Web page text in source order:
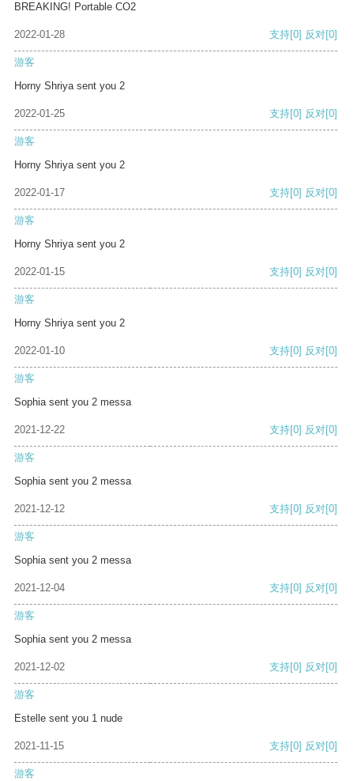
BREAKING! Portable CO2
2022-01-28 支持[0] 反对[0]
游客
Horny Shriya sent you 2
2022-01-25 支持[0] 反对[0]
游客
Horny Shriya sent you 2
2022-01-17 支持[0] 反对[0]
游客
Horny Shriya sent you 2
2022-01-15 支持[0] 反对[0]
游客
Horny Shriya sent you 2
2022-01-10 支持[0] 反对[0]
游客
Sophia sent you 2 messa
2021-12-22 支持[0] 反对[0]
游客
Sophia sent you 2 messa
2021-12-12 支持[0] 反对[0]
游客
Sophia sent you 2 messa
2021-12-04 支持[0] 反对[0]
游客
Sophia sent you 2 messa
2021-12-02 支持[0] 反对[0]
游客
Estelle sent you 1 nude
2021-11-15 支持[0] 反对[0]
游客